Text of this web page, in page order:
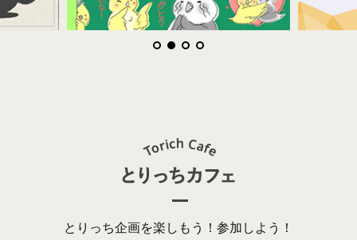
とりっち企画を楽しもう！参加しよう！